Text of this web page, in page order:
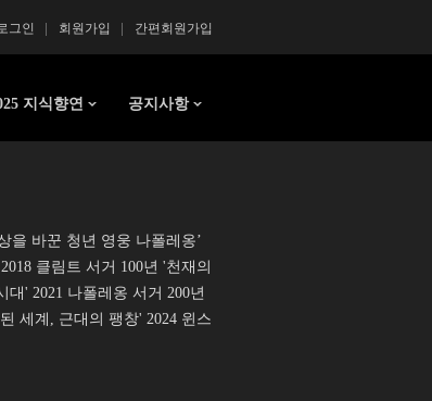
간편회원가입
회원가입
그인
지식향연 공지사항